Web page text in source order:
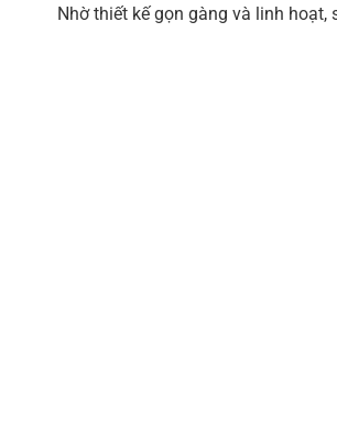
Nhờ thiết kế gọn gàng và linh